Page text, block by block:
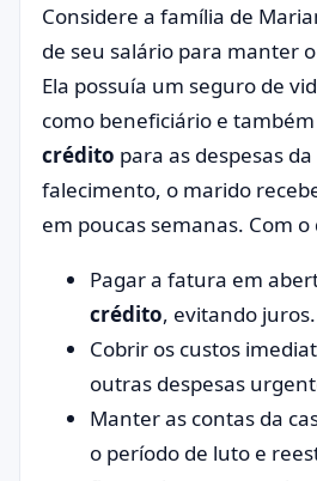
Considere a família de
de seu salário para manter
Ela possuía um seguro de
como beneficiário e
crédito para as despesas
falecimento, o marido
em poucas semanas. Com
Pagar a fatura em
crédito, evitando juros.
Cobrir os custos
outras despesas
Manter as contas da
o período de luto e